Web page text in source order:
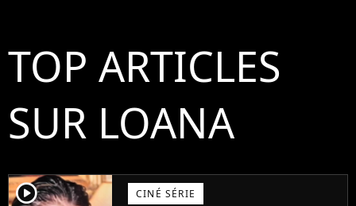
TOP ARTICLES
SUR LOANA
player2 CINÉ SÉRIE